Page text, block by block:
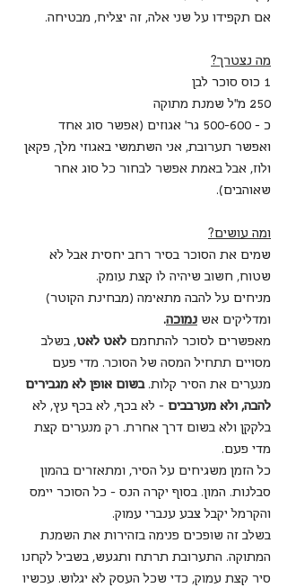
אם תקפידו על שני אלה, זה יצליח, מבטיחה.
מה נצטרך?
1 כוס סוכר לבן
250 מ"ל שמנת מתוקה
כ - 500-600 גר' אגוזים (אפשר סוג אחד
ואפשר תערובת, אני השתמשי באגוזי מלך, פקאן
ולוז, אבל באמת אפשר לבחור כל סוג אחר
שאוהבים).
ומה עושים?
שמים את הסוכר בסיר רחב יחסית אבל לא
שטוח, חשוב שיהיה לו קצת עומק.
מניחים על להבה מתאימה (מבחינת הקוטר)
ומדליקים אש נמוכה.
מאפשרים לסוכר להתחמם לאט לאט, בשלב
מסויים תתחיל המסה של הסוכר. מדי פעם
מנערים את הסיר קלות. בשום אופן לא מגבירים
להבה, ולא מערבבים - לא בכף, לא בכף עץ, לא
בלקקן ולא בשום דרך אחרת. רק מנערים קצת
מדי פעם.
כל הזמן משגיחים על הסיר, ומתאזרים בהמון
סבלנות. המון. בסוף יקרה הנס - כל הסוכר יימס
והקרמל יקבל צבע ענברי עמוק.
בשלב זה שופכים פנימה בזהירות את השמנת
המתוקה. התערובת תרתח ותגעש, בשביל לקחנו
סיר קצת עמוק, כדי שכל העסק לא יגלוש. עכשיו